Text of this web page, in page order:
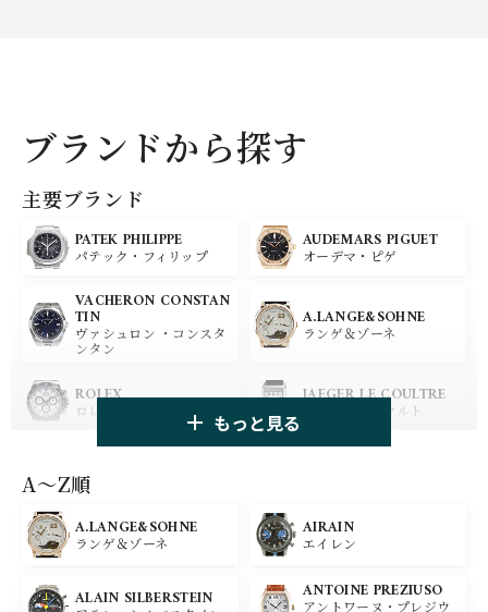
ブランドから探す
主要ブランド
PATEK PHILIPPE
パテック・フィリップ
AUDEMARS PIGUET
オーデマ・ピゲ
VACHERON CONSTAN
TIN
ヴァシュロン ・コンスタ
ンタン
A.LANGE&SOHNE
ランゲ＆ゾーネ
ROLEX
ロレックス
JAEGER LE COULTRE
ジャガー・ルクルト
パネライ
OMEGA
オメガ
BREGUET
ブレゲ
BLANCPAIN BREITLING
もっと見る
A〜Z順
A.LANGE&SOHNE
ランゲ＆ゾーネ
AIRAIN
エイレン
ALAIN SILBERSTEIN ANTOINE PREZIUSO
アントワーヌ・プレジウ